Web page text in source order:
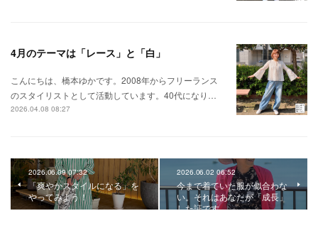
4月のテーマは「レース」と「白」
こんにちは、橋本ゆかです。2008年からフリーランス
のスタイリストとして活動しています。40代になり…
2026.04.08 08:27
2026.06.09 07:32
「爽やかスタイルになる」を
やってみよう！
2026.06.02 06:52
今まで着ていた服が似合わな
い。それはあなたが「成長」
した証です